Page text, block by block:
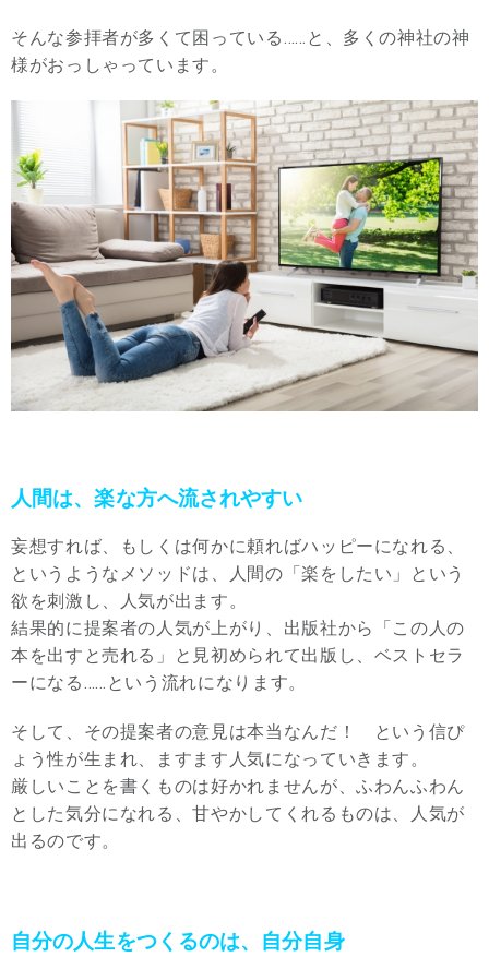
そんな参拝者が多くて困っている……と、多くの神社の神
様がおっしゃっています。
人間は、楽な方へ流されやすい
妄想すれば、もしくは何かに頼ればハッピーになれる、
というようなメソッドは、人間の「楽をしたい」という
欲を刺激し、人気が出ます。
結果的に提案者の人気が上がり、出版社から「この人の
本を出すと売れる」と見初められて出版し、ベストセラ
ーになる……という流れになります。
そして、その提案者の意見は本当なんだ！ という信ぴ
ょう性が生まれ、ますます人気になっていきます。
厳しいことを書くものは好かれませんが、ふわんふわん
とした気分になれる、甘やかしてくれるものは、人気が
出るのです。
自分の人生をつくるのは、自分自身